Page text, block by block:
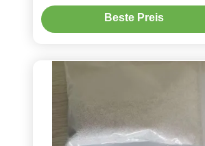
zerlegen schmutzig
Beste Preis